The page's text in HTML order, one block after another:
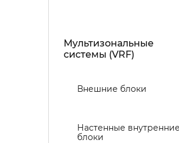
Мультизональные
системы (VRF)
Внешние блоки
Настенные внутренние
блоки